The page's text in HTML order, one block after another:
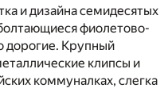
и дизайна семидесятых
фиолетово-
дорогие. Крупный
клипсы и
коммуналках, слегка